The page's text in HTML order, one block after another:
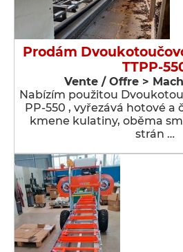
Prodám
TTPP-
Vente / Offre >
Nabízím použitou
PP-550 , vyřezává hotové a
kmene kulatiny, oběma
strán …